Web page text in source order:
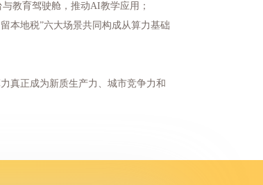
教育驾驶舱，推动AI教学应用；
本地税”六大场景共同构成从算力基础
真正成为新质生产力、城市竞争力和